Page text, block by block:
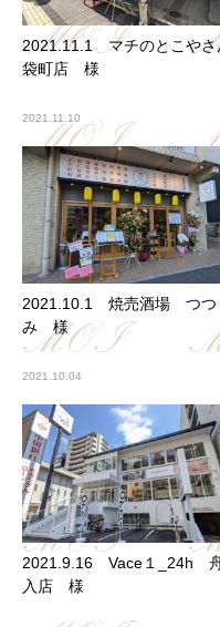
2021.11.1 マチのとこやさ
袋町店 様
2021.11.10
2021.10.1 焼売酒場 つつ
み 様
2021.10.04
2021.9.16 Vace１_24h
入店 様